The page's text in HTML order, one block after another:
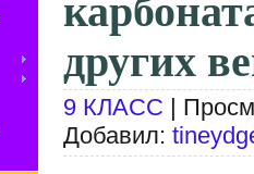
других
9 КЛАСС |
Добавил: